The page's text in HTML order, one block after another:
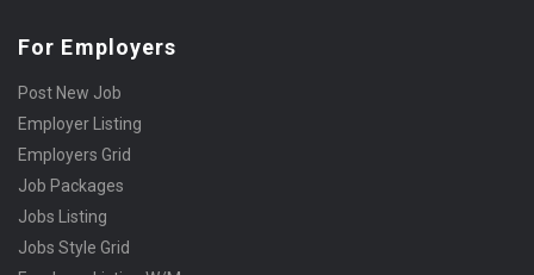
For Employers
Post New Job
Employer Listing
Employers Grid
Job Packages
Jobs Listing
Jobs Style Grid